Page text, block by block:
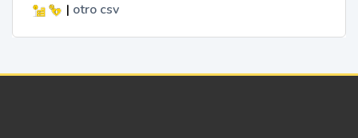
| otro csv